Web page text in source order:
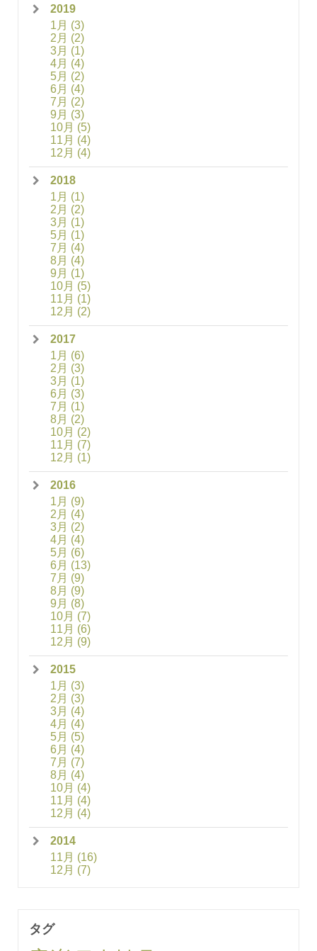
2019
1月 (3)
2月 (2)
3月 (1)
4月 (4)
5月 (2)
6月 (4)
7月 (2)
9月 (3)
10月 (5)
11月 (4)
12月 (4)
2018
1月 (1)
2月 (2)
3月 (1)
5月 (1)
7月 (4)
8月 (4)
9月 (1)
10月 (5)
11月 (1)
12月 (2)
2017
1月 (6)
2月 (3)
3月 (1)
6月 (3)
7月 (1)
8月 (2)
10月 (2)
11月 (7)
12月 (1)
2016
1月 (9)
2月 (4)
3月 (2)
4月 (4)
5月 (6)
6月 (13)
7月 (9)
8月 (9)
9月 (8)
10月 (7)
11月 (6)
12月 (9)
2015
1月 (3)
2月 (3)
3月 (4)
4月 (4)
5月 (5)
6月 (4)
7月 (7)
8月 (4)
10月 (4)
11月 (4)
12月 (4)
2014
11月 (16)
12月 (7)
タグ